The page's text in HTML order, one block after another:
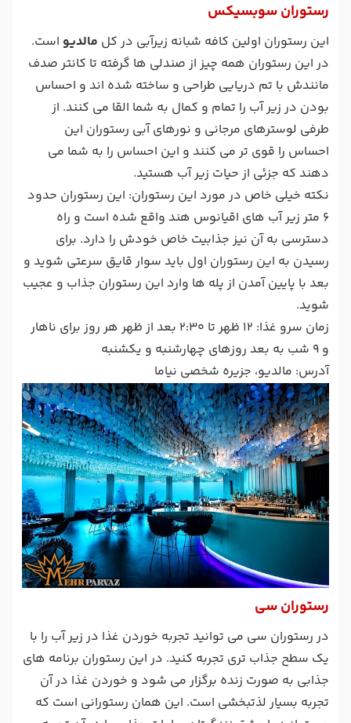
رستوران سوبسیکس
این رستوران اولین کافه شبانه زیرآبی در کل مالدیو است.
در این رستوران همه چیز از صندلی ها گرفته تا کانتر صدف
مانندش با تم دریایی طراحی و ساخته شده اند و احساس
بودن در زیر آب را تمام و کمال به شما القا می کنند. از
طرفی لوسترهای مرجانی و نورهای آبی رستوران این
احساس را قوی تر می کنند و این احساس را به شما می
دهند که جزئی از حیات زیر آب هستید.
نکته خیلی خاص در مورد این رستوران: این رستوران حدود
6 متر زیر آب های اقیانوس هند واقع شده است و راه
دسترسی به آن نیز جذابیت خاص خودش را دارد. برای
رسیدن به این رستوران اول باید سوار قایق سرعتی شوید و
بعد با پایین آمدن از پله ها وارد این رستوران جذاب و عجیب
شوید.
زمان سرو غذا: 12 ظهر تا 2:30 بعد از ظهر هر روز برای ناهار
و 9 شب به بعد روزهای چهارشنبه و یکشنبه
آدرس: مالدیو، جزیره شخصی نیاما
رستوران سی
در رستوران سی می توانید تجربه خوردن غذا در زیر آب را با
یک سطح جذاب تری تجربه کنید. در این رستوران برنامه های
جذابی به صورت زنده برگزار می شود و خوردن غذا در آن
تجربه بسیار لذتبخشی است. این همان رستورانی است که